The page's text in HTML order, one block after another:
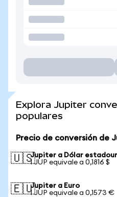
Explora Jupiter
populares
Precio de conversión de
🇺🇸Jupiter a Dólar
1 JUP equivale a 0,1816 $
🇪🇺Jupiter a Euro
1 JUP equivale a 0,1573 €